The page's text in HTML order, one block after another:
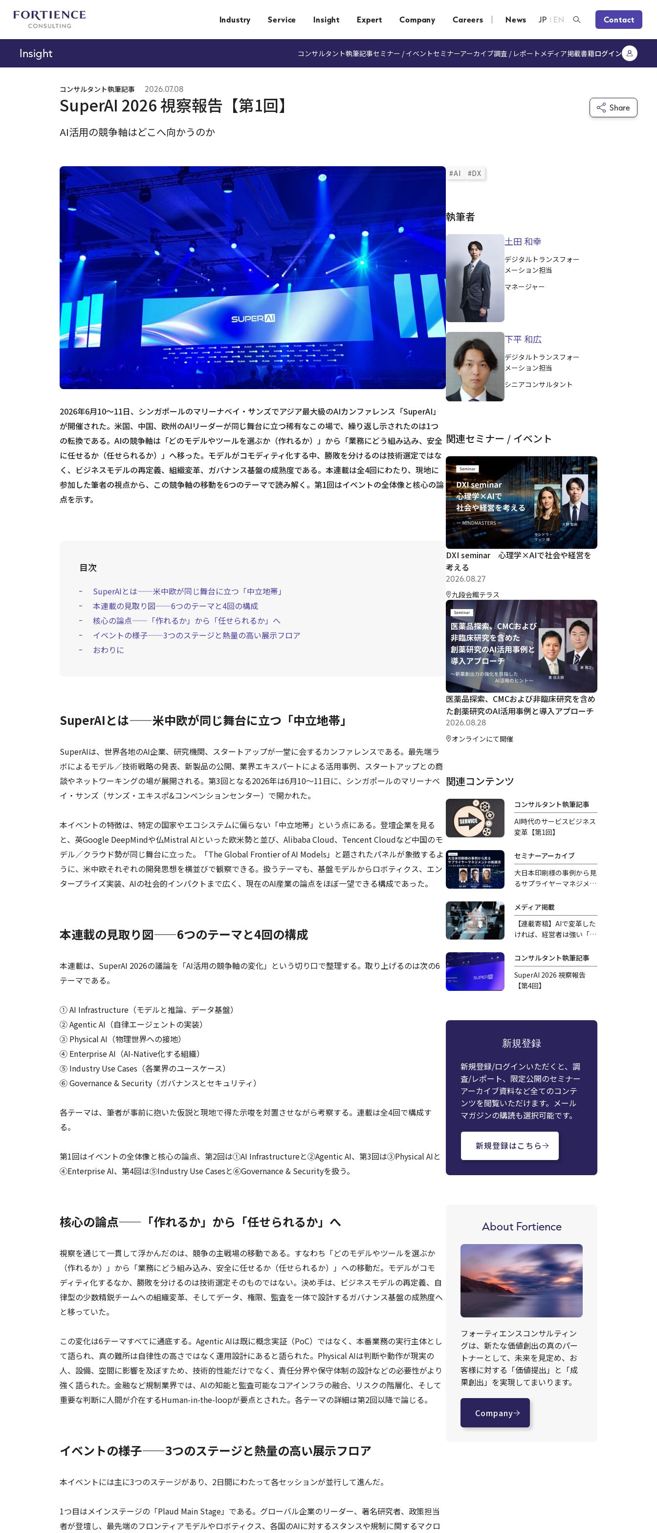
Industry Service Insight Expert Company Careers News EN
JP Contact
Insight コンサルタント執筆記事セミナー / イベントセミナーアーカイブ調査 / レポート メディア掲載書籍ログイン
SuperAI 2026 視察報告【第1回】
AI活用の競争軸はどこへ向かうのか
コンサルタント執筆記事
2026.07.08
Share
2026年6月10〜11日、シンガポールのマリーナベイ・サンズでアジア最大級のAIカンファレンス「SuperAI」
が開催された。米国、中国、欧州のAIリーダーが同じ舞台に立つ稀有なこの場で、繰り返し示されたのは1つ
の転換である。AIの競争軸は「どのモデルやツールを選ぶか（作れるか）」から「業務にどう組み込み、安全
に任せるか（任せられるか）」へ移った。モデルがコモディティ化する中、勝敗を分けるのは技術選定ではな
く、ビジネスモデルの再定義、組織変革、ガバナンス基盤の成熟度である。本連載は全4回にわたり、現地に
参加した筆者の視点から、この競争軸の移動を6つのテーマで読み解く。第1回はイベントの全体像と核心の論
点を示す。
目次
SuperAIとは——米中欧が同じ舞台に立つ「中立地帯」
本連載の見取り図——6つのテーマと4回の構成
核心の論点——「作れるか」から「任せられるか」へ
イベントの様子——3つのステージと熱量の高い展示フロア
おわりに
SuperAIとは——米中欧が同じ舞台に立つ「中立地帯」
SuperAIは、世界各地のAI企業、研究機関、スタートアップが一堂に会するカンファレンスである。最先端ラ
ボによるモデル／技術戦略の発表、新製品の公開、業界エキスパートによる活用事例、スタートアップとの商
談やネットワーキングの場が展開される。第3回となる2026年は6月10～11日に、シンガポールのマリーナベ
イ・サンズ（サンズ・エキスポ&コンベンションセンター）で開かれた。
本イベントの特徴は、特定の国家やエコシステムに偏らない「中立地帯」という点にある。登壇企業を見る
と、英Google DeepMindや仏Mistral AIといった欧米勢と並び、Alibaba Cloud、Tencent Cloudなど中国のモ
デル／クラウド勢が同じ舞台に立った。「The Global Frontier of AI Models」と題されたパネルが象徴するよ
うに、米中欧それぞれの開発思想を横並びで観察できる。扱うテーマも、基盤モデルからロボティクス、エン
タープライズ実装、AIの社会的インパクトまで広く、現在のAI産業の論点をほぼ一望できる構成であった。
本連載の見取り図——6つのテーマと4回の構成
本連載は、SuperAI 2026の議論を「AI活用の競争軸の変化」という切り口で整理する。取り上げるのは次の6
テーマである。
① AI Infrastructure（モデルと推論、データ基盤）
② Agentic AI（自律エージェントの実装）
③ Physical AI（物理世界への接地）
④ Enterprise AI（AI-Native化する組織）
⑤ Industry Use Cases（各業界のユースケース）
⑥ Governance & Security（ガバナンスとセキュリティ）
各テーマは、筆者が事前に抱いた仮説と現地で得た示唆を対置させながら考察する。連載は全4回で構成す
る。
第1回はイベントの全体像と核心の論点、第2回は①AI Infrastructureと②Agentic AI、第3回は③Physical AIと
④Enterprise AI、第4回は⑤Industry Use Casesと⑥Governance & Securityを扱う。
核心の論点——「作れるか」から「任せられるか」へ
視察を通じて一貫して浮かんだのは、競争の主戦場の移動である。すなわち「どのモデルやツールを選ぶか
（作れるか）」から「業務にどう組み込み、安全に任せるか（任せられるか）」への移動だ。モデルがコモ
ディティ化するなか、勝敗を分けるのは技術選定そのものではない。決め手は、ビジネスモデルの再定義、自
律型の少数精鋭チームへの組織変革、そしてデータ、権限、監査を一体で設計するガバナンス基盤の成熟度へ
と移っていた。
この変化は6テーマすべてに通底する。Agentic AIは既に概念実証（PoC）ではなく、本番業務の実行主体とし
て語られ、真の難所は自律性の高さではなく運用設計にあると語られた。Physical AIは判断や動作が現実の
人、設備、空間に影響を及ぼすため、技術的性能だけでなく、責任分界や保守体制の設計などの必要性がより
強く語られた。金融など規制業界では、AIの知能と監査可能なコアインフラの融合、リスクの階層化、そして
重要な判断に人間が介在するHuman-in-the-loopが要点とされた。各テーマの詳細は第2回以降で論じる。
イベントの様子——3つのステージと熱量の高い展示フロア
本イベントには主に3つのステージがあり、2日間にわたって各セッションが並行して進んだ。
1つ目はメインステージの「Plaud Main Stage」である。グローバル企業のリーダー、著名研究者、政策担当
者が登壇し、最先端のフロンティアモデルやロボティクス、各国のAIに対するスタンスや規制に関するマクロ
#AI #DX
執筆者
土田 和幸
デジタルトランスフォー
メーション担当
マネージャー
下平 和広
デジタルトランスフォー
メーション担当
シニアコンサルタント
関連セミナー / イベント
DXI seminar 心理学×AIで社会や経営を
考える
2026.08.27
九段会館テラス
医薬品探索、CMCおよび非臨床研究を含め
た創薬研究のAI活用事例と導入アプローチ
2026.08.28
オンラインにて開催
関連コンテンツ
コンサルタント執筆記事
AI時代のサービスビジネス
変革【第1回】
セミナーアーカイブ
大日本印刷様の事例から見
るサプライヤーマネジメン
メディア掲載
【連載寄稿】AIで変革した
ければ、経営者は強い「覚
コンサルタント執筆記事
SuperAI 2026 視察報告
【第4回】
新規登録
新規登録/ログインいただくと、調
査/レポート、限定公開のセミナー
アーカイブ資料など全てのコンテ
ンツを閲覧いただけます。メール
マガジンの購読も選択可能です。
新規登録はこちら
About Fortience
フォーティエンスコンサルティン
グは、新たな価値創出の真のパー
トナーとして、未来を見定め、お
客様に対する「価値提出」と「成
果創出」を実現してまいります。
Company